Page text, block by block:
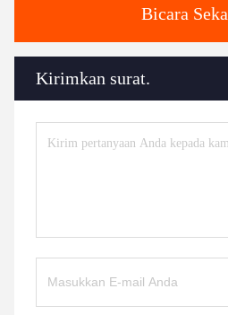
Bicara
Kirimkan surat.